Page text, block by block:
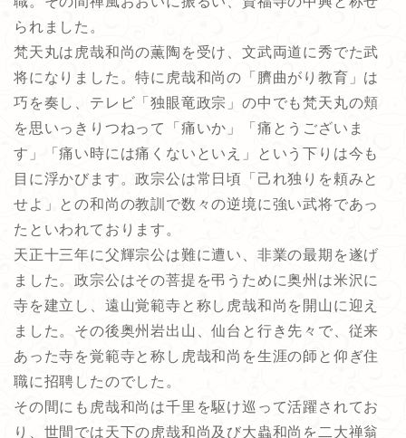
られました。
梵天丸は虎哉和尚の薫陶を受け、文武両道に秀でた武
将になりました。特に虎哉和尚の「臍曲がり教育」は
巧を奏し、テレビ「独眼竜政宗」の中でも梵天丸の頬
を思いっきりつねって「痛いか」「痛とうございま
す」「痛い時には痛くないといえ」という下りは今も
目に浮かびます。政宗公は常日頃「己れ独りを頼みと
せよ」との和尚の教訓で数々の逆境に強い武将であっ
たといわれております。
天正十三年に父輝宗公は難に遭い、非業の最期を遂げ
ました。政宗公はその菩提を弔うために奥州は米沢に
寺を建立し、遠山覚範寺と称し虎哉和尚を開山に迎え
ました。その後奥州岩出山、仙台と行き先々で、従来
あった寺を覚範寺と称し虎哉和尚を生涯の師と仰ぎ住
職に招聘したのでした。
その間にも虎哉和尚は千里を駆け巡って活躍されてお
り、世間では天下の虎哉和尚及び大蟲和尚を二大禅翁